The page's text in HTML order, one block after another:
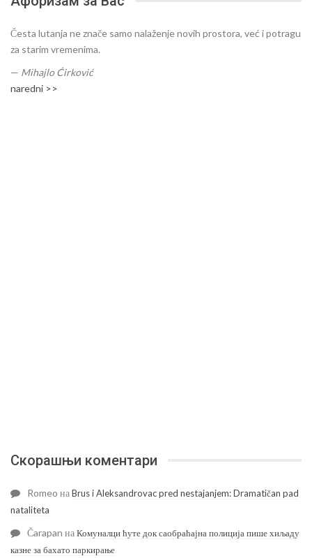
Česta lutanja ne znače samo nalaženje novih prostora, već i potragu
za starim vremenima.
— Mihajlo Ćirković
naredni >>
Скорашњи коментари
Romeo наBrus i Aleksandrovac pred nestajanjem: Dramatičan pad
nataliteta
Čarapan наКомуналци ћуте док саобраћајна полиција пише хиљаду
казне за бахато паркирање